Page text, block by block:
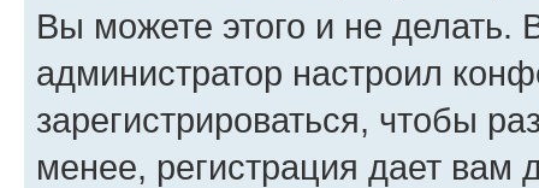
Вы можете этого и не делать.
администратор настроил
зарегистрироваться, чтобы
менее, регистрация дает вам